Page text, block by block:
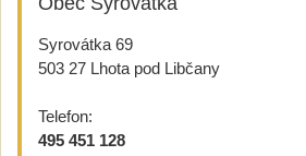
Syrovátka 69
503 27 Lhota pod Libčany
Telefon:
495 451 128